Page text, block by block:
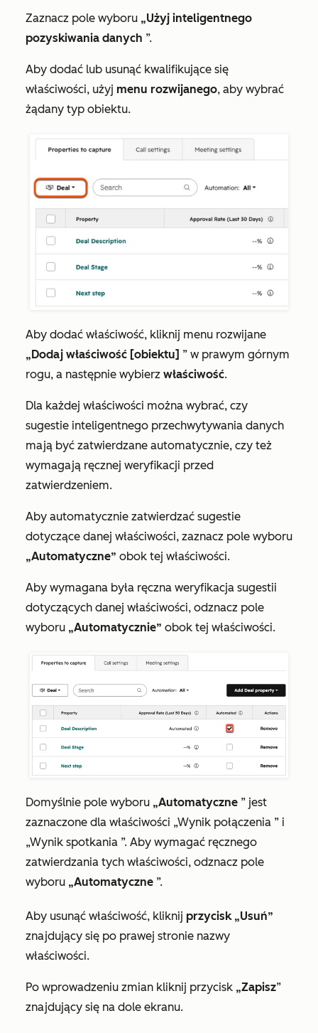
Zaznacz pole wyboru „Użyj inteligentnego
pozyskiwania danych ”.
Aby dodać lub usunąć kwalifikujące się
właściwości, użyj menu rozwijanego, aby wybrać
żądany typ obiektu.
Aby dodać właściwość, kliknij menu rozwijane
„Dodaj właściwość [obiektu] ” w prawym górnym
rogu, a następnie wybierz właściwość.
Dla każdej właściwości można wybrać, czy
sugestie inteligentnego przechwytywania danych
mają być zatwierdzane automatycznie, czy też
wymagają ręcznej weryfikacji przed
zatwierdzeniem.
Aby automatycznie zatwierdzać sugestie
dotyczące danej właściwości, zaznacz pole wyboru
„Automatyczne” obok tej właściwości.
Aby wymagana była ręczna weryfikacja sugestii
dotyczących danej właściwości, odznacz pole
wyboru „Automatycznie” obok tej właściwości.
Domyślnie pole wyboru „Automatyczne ” jest
zaznaczone dla właściwości „Wynik połączenia ” i
„Wynik spotkania ”. Aby wymagać ręcznego
zatwierdzania tych właściwości, odznacz pole
wyboru „Automatyczne ”.
Aby usunąć właściwość, kliknij przycisk „Usuń”
znajdujący się po prawej stronie nazwy
właściwości.
Po wprowadzeniu zmian kliknij przycisk „Zapisz”
znajdujący się na dole ekranu.